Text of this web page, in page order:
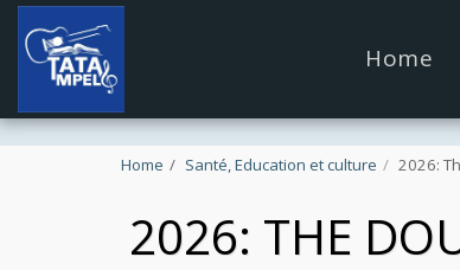
google.com, pub-4889604885818732, DIRECT,
Home
Home Santé, Education et culture 2026:
2026: THE